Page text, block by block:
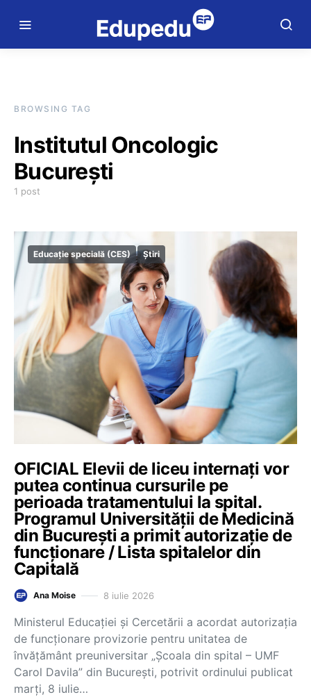
BROWSING TAG
Institutul Oncologic
București
1 post
Educație specială (CES) Știri
OFICIAL Elevii de liceu internați vor
putea continua cursurile pe
perioada tratamentului la spital.
Programul Universității de Medicină
din București a primit autorizație de
funcționare / Lista spitalelor din
Capitală
Ana Moise 8 iulie 2026
Ministerul Educației și Cercetării a acordat autorizația
de funcționare provizorie pentru unitatea de
învățământ preuniversitar „Școala din spital – UMF
Carol Davila” din București, potrivit ordinului publicat
marți, 8 iulie…